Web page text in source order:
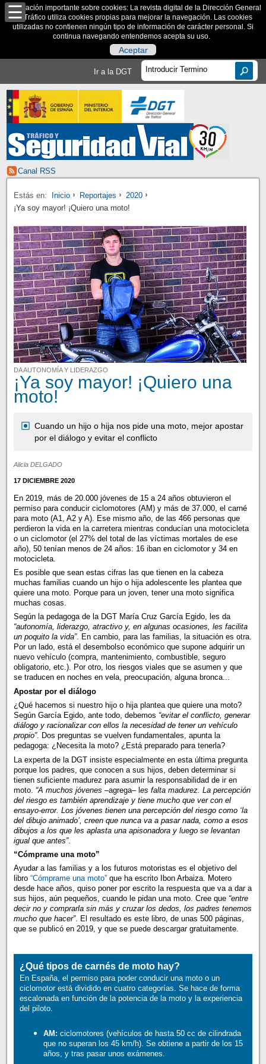
Información importante sobre cookies: La revista digital de la Dirección General
de Tráfico utiliza cookies propias para mejorar la navegación. Las cookies
utilizadas no contienen ningún tipo de información de carácter personal. Si
continua navegando entendemos acepta su uso.
Aceptar
Ir a la DGT
Canal RSS
Estás en: Inicio Reportajes
2020
¡Ya soy mayor! ¡Quiero una moto!
DA AUTONOMÍA Y LIDERAZGO
¡Ya soy mayor! ¡Quiero una
moto!
Cuando un hijo o hija nos pide una moto, mejor apostar
por el diálogo y evitar el conflicto
Alicia DELGADO
17 DICIEMBRE 2020
En 2019, más de 20.000 jóvenes de 15 a 24 años obtuvieron el
permiso para conducir ciclomotores (AM) y más de 37.000, el carné
para moto (A1, A2 y A). Ese mismo año, de las 466 personas que
perdieron la vida en la carretera mientras conducían una motocicleta
o un ciclomotor (el 27% del total de las víctimas mortales de ese
año), 50 tenían menos de 24 años: 16 iban en ciclomotor y 34 en
motocicleta.
Es posible que sean estas cifras las que tienen en la cabeza
muchas familias cuando un hijo o hija adolescente les plantea que
quiere una moto. Porque para un joven, tener una moto significa
muchas cosas.
Según la pedagoga de la DGT María Cruz García Egido, les da
“autonomía, liderazgo, atractivo y, en algunas ocasiones, les facilita
un poquito la vida”. En cambio, para las familias, la situación es otra.
Por un lado, está el desembolso económico que supone adquirir un
nuevo vehículo (compra, mantenimiento, combustible, seguro
obligatorio, etc.). Por otro, los riesgos viales que se asumen y que
se traducen en noches en vela, preocupación, alguna bronca...
Apostar por el diálogo
¿Qué hacemos si nuestro hijo o hija plantea que quiere una moto?
Según García Egido, ante todo, debemos “evitar el conflicto, generar
diálogo y racionalizar con ellos la necesidad de tener un vehículo
propio”. Dos preguntas se vuelven fundamentales, apunta la
pedagoga: ¿Necesita la moto? ¿Está preparado para tenerla?
La experta de la DGT insiste especialmente en esta última pregunta
porque los padres, que conocen a sus hijos, deben determinar si
tienen suficiente madurez para asumir la responsabilidad de ir en
moto. “A muchos jóvenes –agrega– les falta madurez. La percepción
del riesgo es también aprendizaje y tiene mucho que ver con el
ensayo-error. Los jóvenes tienen una percepción del riesgo como ‘la
del dibujo animado’, creen que nunca va a pasar nada, como a esos
dibujos a los que les aplasta una apisonadora y luego se levantan
igual que antes”.
“Cómprame una moto”
Ayudar a las familias y a los futuros motoristas es el objetivo del
libro “Cómprame una moto”que ha escrito Ibon Arbaiza. Motero
desde hace años, quiso poner por escrito la respuesta que va a dar a
sus hijos, aún pequeños, cuando le pidan una moto. Cree que“entre
decir no y comprarla sin más y cruzar los dedos, los padres tenemos
mucho que hacer”. El resultado es este libro, de unas 500 páginas,
que se publicó en 2019, y que se puede descargar gratuitamente.
¿Qué tipos de carnés de moto hay?
En España, el permiso para poder conducir una moto o un
ciclomotor está dividido en cuatro categorías. Se hace de forma
escalonada en función de la potencia de la moto y la experiencia
del piloto.
AM: ciclomotores (vehículos de hasta 50 cc de cilindrada
que no superan los 45 km/h). Se obtiene a partir de los 15
años, y tras pasar unos exámenes.